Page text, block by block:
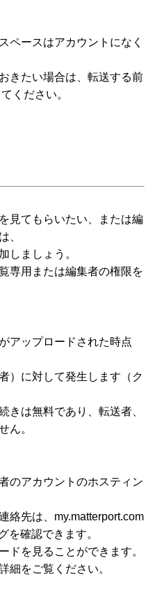
ペースはアカウントになく
きたい場合は、転送する前
ください。
見てもらいたい、または編
、
しましょう。
専用または編集者の権限を
アップロードされた時点
）に対して発生します（ク
きは無料であり、転送者、
ん。
のアカウントのホスティン
絡先は、my.matterport.com
を確認できます。
ドを見ることができます。
細をご覧ください。